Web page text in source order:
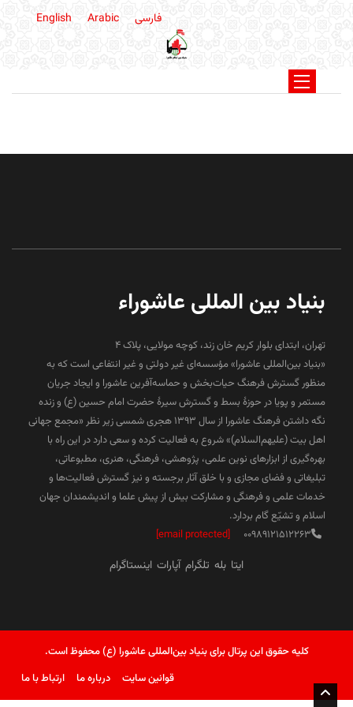
فارسی English Arabic
بنیاد بین المللی عاشوراء
تهران، ابتدای بلوار کریم خان زند، کوچه مولایی، پلاک 4
«بنیاد بین‌المللی عاشورا» مؤسسه‌ای غیر دولتی و غیر انتفاعی است که به
منظور گسترش فرهنگ حیات‌بخش و حماسه‌آفرین عاشورا و ایجاد جریان
مستمر و پویا در حوزۀ بسط و گسترش سیرۀ حضرت امام حسین (ع) و زنده
نگه داشتن فرهنگ عاشورا از سال ۱۳۹۳ هجری شمسی زیر نظر «مجمع جهانی
اهل بیت (علیهم‌السلام)» شروع به فعالیت کرده و سعی دارد در این راه با
بهره‌گیری از ابزارهای نوین علمی، پژوهشی، فرهنگی، هنری، مطبوعاتی،
تبلیغاتی و فضای مجازی و با خلق آثار برجسته و نیز گسترش فعالیت‌ها و
خدمات علمی و فرهنگی و مشارکت بیش از پیش علما و اندیشمندان جهان
اسلام و تشیّع گام بردارد.
00989121512263
[email protected]
ایتا بله تلگرام آپارات اینستاگرام
کلیه حقوق این پرتال برای بنیاد بین‌المللی عاشورا (ع) محفوظ است.
قوانین سایت
درباره ما ارتباط با ما